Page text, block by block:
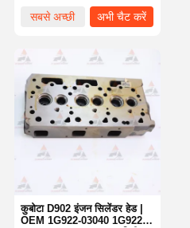
उत्पाद
सबसे अच्छी
अभी चैट करें
कुबोटा D902 इंजन सिलेंडर हेड |
OEM 1G922-03040 1G922-